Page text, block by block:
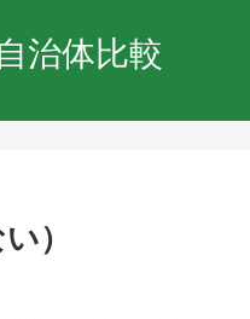
治体比較
）